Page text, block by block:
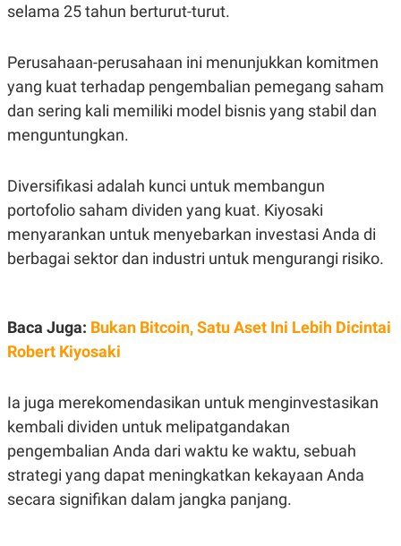
S
A
A
A
A
G
K
N
N
V
L
P
S
JARINGAN
N
T
A
C
D
E
M
Y
E
S
S
L
A
S
.
D
selama 25 tahun berturut-turut.
Perusahaan-perusahaan ini menunjukkan komitmen
yang kuat terhadap pengembalian pemegang saham
dan sering kali memiliki model bisnis yang stabil dan
menguntungkan.
Diversifikasi adalah kunci untuk membangun
portofolio saham dividen yang kuat. Kiyosaki
menyarankan untuk menyebarkan investasi Anda di
berbagai sektor dan industri untuk mengurangi risiko.
Baca Juga: Bukan Bitcoin, Satu Aset Ini Lebih Dicintai
Robert Kiyosaki
Ia juga merekomendasikan untuk menginvestasikan
kembali dividen untuk melipatgandakan
pengembalian Anda dari waktu ke waktu, sebuah
strategi yang dapat meningkatkan kekayaan Anda
secara signifikan dalam jangka panjang.